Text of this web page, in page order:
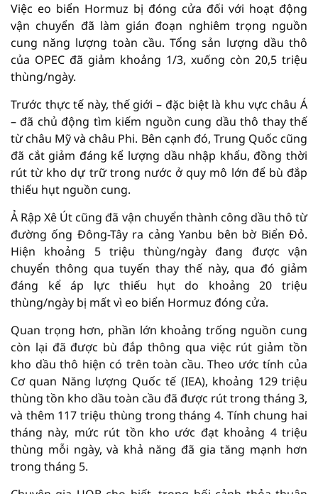
Việc eo biển Hormuz bị đóng cửa đối với hoạt động
vận chuyển đã làm gián đoạn nghiêm trọng nguồn
cung năng lượng toàn cầu. Tổng sản lượng dầu thô
của OPEC đã giảm khoảng 1/3, xuống còn 20,5 triệu
thùng/ngày.
Trước thực tế này, thế giới – đặc biệt là khu vực châu Á
– đã chủ động tìm kiếm nguồn cung dầu thô thay thế
từ châu Mỹ và châu Phi. Bên cạnh đó, Trung Quốc cũng
đã cắt giảm đáng kể lượng dầu nhập khẩu, đồng thời
rút từ kho dự trữ trong nước ở quy mô lớn để bù đắp
thiếu hụt nguồn cung.
Ả Rập Xê Út cũng đã vận chuyển thành công dầu thô từ
đường ống Đông-Tây ra cảng Yanbu bên bờ Biển Đỏ.
Hiện khoảng 5 triệu thùng/ngày đang được vận
chuyển thông qua tuyến thay thế này, qua đó giảm
đáng kể áp lực thiếu hụt do khoảng 20 triệu
thùng/ngày bị mất vì eo biển Hormuz đóng cửa.
Quan trọng hơn, phần lớn khoảng trống nguồn cung
còn lại đã được bù đắp thông qua việc rút giảm tồn
kho dầu thô hiện có trên toàn cầu. Theo ước tính của
Cơ quan Năng lượng Quốc tế (IEA), khoảng 129 triệu
thùng tồn kho dầu toàn cầu đã được rút trong tháng 3,
và thêm 117 triệu thùng trong tháng 4. Tính chung hai
tháng này, mức rút tồn kho ước đạt khoảng 4 triệu
thùng mỗi ngày, và khả năng đã gia tăng mạnh hơn
trong tháng 5.